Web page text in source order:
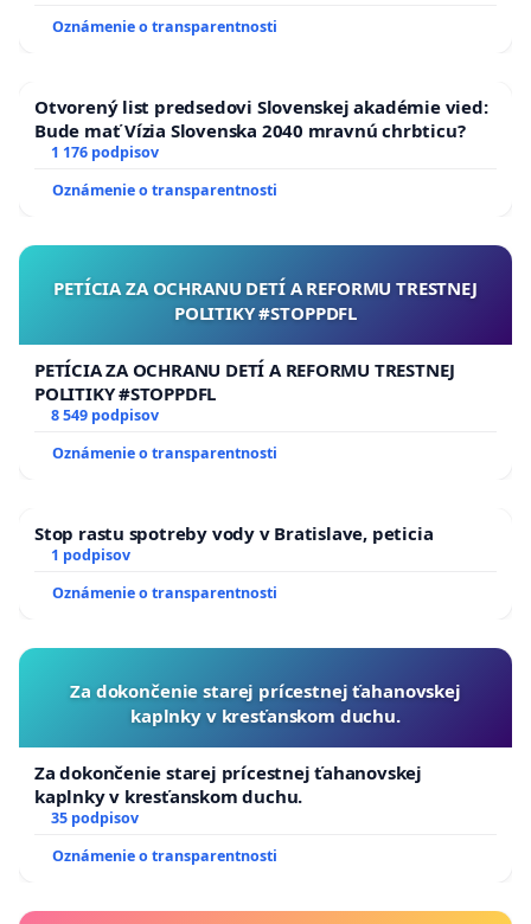
Oznámenie o transparentnosti
Otvorený list predsedovi Slovenskej akadémie vied:
Bude mať Vízia Slovenska 2040 mravnú chrbticu?
1 176 podpisov
Oznámenie o transparentnosti
PETÍCIA ZA OCHRANU DETÍ A REFORMU TRESTNEJ
POLITIKY #STOPPDFL
PETÍCIA ZA OCHRANU DETÍ A REFORMU TRESTNEJ
POLITIKY #STOPPDFL
8 549 podpisov
Oznámenie o transparentnosti
Stop rastu spotreby vody v Bratislave, peticia
1 podpisov
Oznámenie o transparentnosti
Za dokončenie starej prícestnej ťahanovskej
kaplnky v kresťanskom duchu.
Za dokončenie starej prícestnej ťahanovskej
kaplnky v kresťanskom duchu.
35 podpisov
Oznámenie o transparentnosti